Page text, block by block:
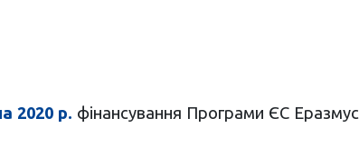
2020 р. фінансування Програми ЄС